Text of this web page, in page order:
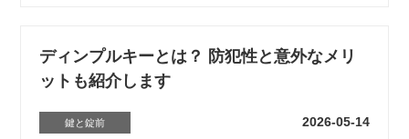
ディンプルキーとは？ 防犯性と意外なメリ
ットも紹介します
鍵と錠前 2026-05-14